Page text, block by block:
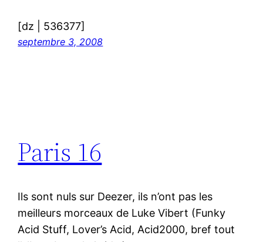
[dz | 536377]
septembre 3, 2008
Paris 16
Ils sont nuls sur Deezer, ils n’ont pas les
meilleurs morceaux de Luke Vibert (Funky
Acid Stuff, Lover’s Acid, Acid2000, bref tout